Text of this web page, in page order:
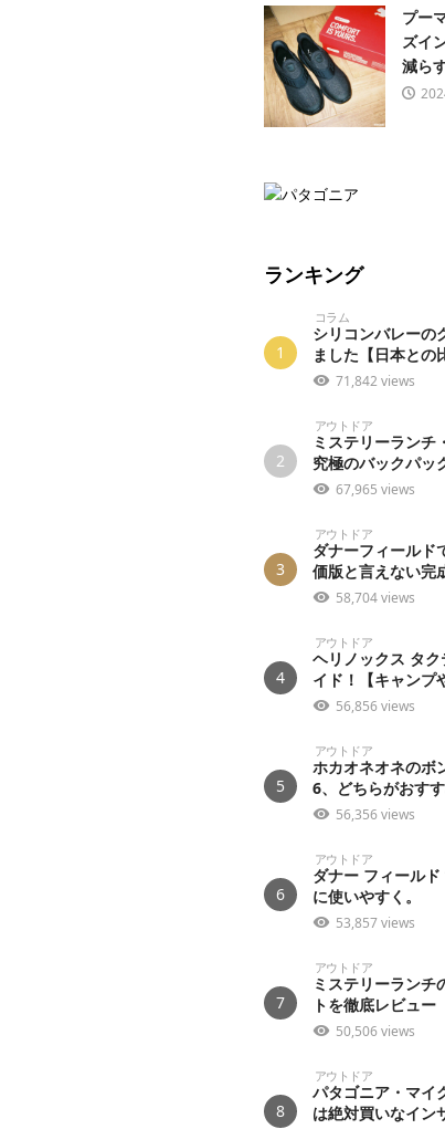
プー
ズイ
減ら
ランキング
1
コラム
シリコンバレーの
ました【日本との
71,842 views
2
アウトドア
ミステリーラン
究極のバックパッ
67,965 views
3
アウトドア
ダナーフィールド
価版と言えない完
58,704 views
4
アウトドア
ヘリノックス タ
イド！【キャンプ
56,856 views
5
アウトドア
ホカオネオネのボ
6、どちらがおす
56,356 views
6
アウトドア
ダナー フィール
に使いやすく。
53,857 views
7
アウトドア
ミステリーランチ
トを徹底レビュー
50,506 views
8
アウトドア
パタゴニア・マイ
は絶対買いなイン